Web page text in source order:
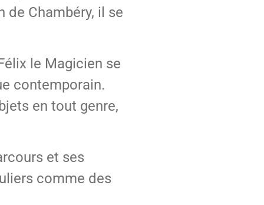
de Chambéry, il se
le Magicien se
contemporain.
en tout genre,
et ses
comme des